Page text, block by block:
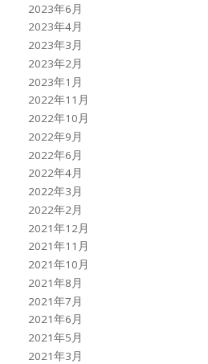
2023年6月
2023年4月
2023年3月
2023年2月
2023年1月
2022年11月
2022年10月
2022年9月
2022年6月
2022年4月
2022年3月
2022年2月
2021年12月
2021年11月
2021年10月
2021年8月
2021年7月
2021年6月
2021年5月
2021年3月